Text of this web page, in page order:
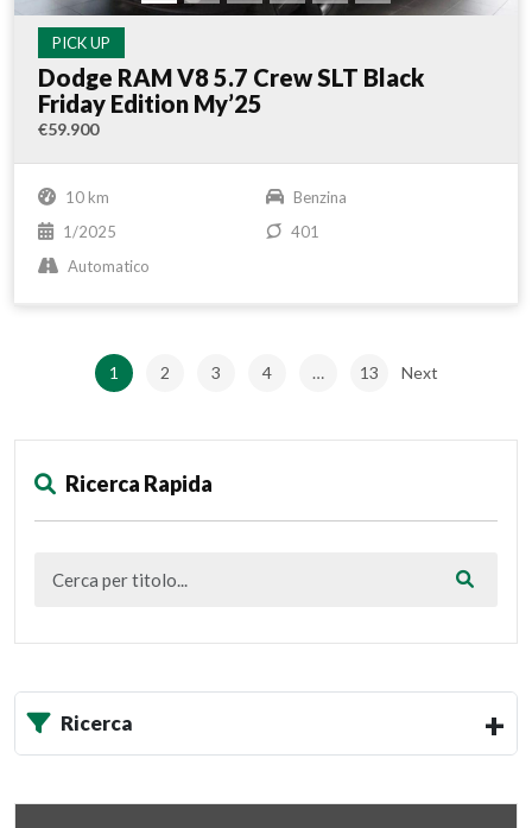
PICK UP
Dodge RAM V8 5.7 Crew SLT Black
Friday Edition My’25
€59.900
10 km
Benzina
1/2025
401
Automatico
1 2 3 4 … 13 Next
Ricerca Rapida
Ricerca